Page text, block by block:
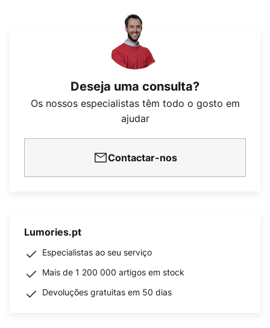
Deseja uma consulta?
Os nossos especialistas têm todo o gosto em
ajudar
Contactar-nos
Lumories.pt
Especialistas ao seu serviço
Mais de 1 200 000 artigos em stock
Devoluções gratuitas em 50 dias